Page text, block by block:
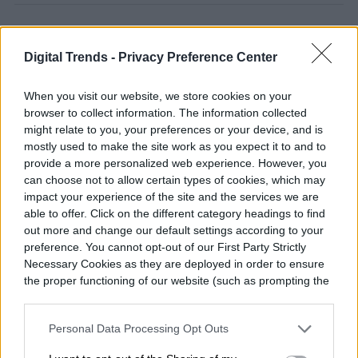
Digital Trends - Privacy Preference Center
When you visit our website, we store cookies on your
browser to collect information. The information collected
might relate to you, your preferences or your device, and is
mostly used to make the site work as you expect it to and to
provide a more personalized web experience. However, you
can choose not to allow certain types of cookies, which may
impact your experience of the site and the services we are
able to offer. Click on the different category headings to find
out more and change our default settings according to your
preference. You cannot opt-out of our First Party Strictly
Necessary Cookies as they are deployed in order to ensure
the proper functioning of our website (such as prompting the
Personal Data Processing Opt Outs
AUTOS
Hay una nueva estafa en
Uber y debes estar muy
atento para no caer